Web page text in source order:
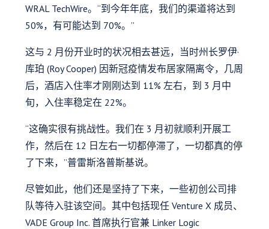
WRAL TechWire。“到今年年底，我们的渠道将达到
50%，有可能达到 70%。”
这与 2 月份开业时的状况相去甚远，当时州长罗伊·
库珀 (Roy Cooper) 因新冠疫情发布居家隔离令，几周
后，酒店入住率才刚刚达到 11% 左右，到 3 月中
旬，入住率稳定在 22%。
“这确实很有挑战性。我们在 3 月初就顺利开展工
作，然后在 12 日左右一切都停滞了，一切都真的停
了下来，”普雷斯洛普斯基说。
尽管如此，他们还是坚持了下来，一些初创公司排
队等待入驻该空间。其中包括现任 Venture X 成员、
VADE Group Inc. 首席执行官兼 Linker Logic